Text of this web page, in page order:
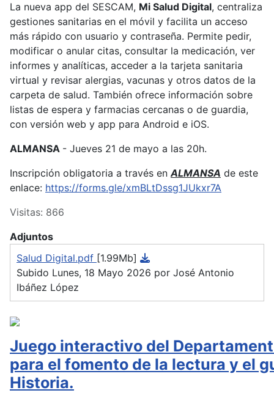
La nueva app del SESCAM, Mi Salud Digital, centraliza
gestiones sanitarias en el móvil y facilita un acceso
más rápido con usuario y contraseña. Permite pedir,
modificar o anular citas, consultar la medicación, ver
informes y analíticas, acceder a la tarjeta sanitaria
virtual y revisar alergias, vacunas y otros datos de la
carpeta de salud. También ofrece información sobre
listas de espera y farmacias cercanas o de guardia,
con versión web y app para Android e iOS.
ALMANSA - Jueves 21 de mayo a las 20h.
Inscripción obligatoria a través enALMANSA de este
enlace: https://forms.gle/xmBLtDssg1JUkxr7A
Visitas: 866
Adjuntos
Salud Digital.pdf [1.99Mb]
Subido Lunes, 18 Mayo 2026 por José Antonio
Ibáñez López
Juego interactivo del
para el fomento de la lectura y el
Historia.